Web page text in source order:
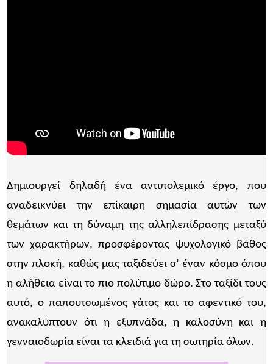
Δημιουργεί δηλαδή ένα αντιπολεμικό έργο, που
αναδεικνύει την επίκαιρη σημασία αυτών των
θεμάτων και τη δύναμη της αλληλεπίδρασης μεταξύ
των χαρακτήρων, προσφέροντας ψυχολογικό βάθος
στην πλοκή, καθώς μας ταξιδεύει σ’ έναν κόσμο όπου
η αλήθεια είναι το πιο πολύτιμο δώρο. Στο ταξίδι τους
αυτό, ο παπουτσωμένος γάτος και το αφεντικό του,
ανακαλύπτουν ότι η εξυπνάδα, η καλοσύνη και η
γενναιοδωρία είναι τα κλειδιά για τη σωτηρία όλων.